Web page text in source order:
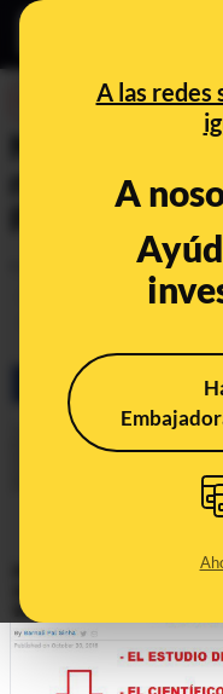
A las redes
A
No, unos
no han
Pig cause
Mar 30, 2017,